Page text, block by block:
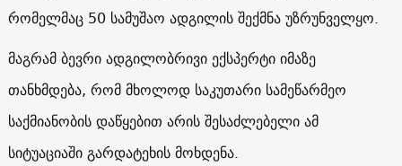
რომელმაც 50 სამუშაო ადგილის შექმნა უზრუნველყო.
მაგრამ ბევრი ადგილობრივი ექსპერტი იმაზე
თანხმდება, რომ მხოლოდ საკუთარი სამეწარმეო
საქმიანობის დაწყებით არის შესაძლებელი ამ
სიტუაციაში გარდატეხის მოხდენა.